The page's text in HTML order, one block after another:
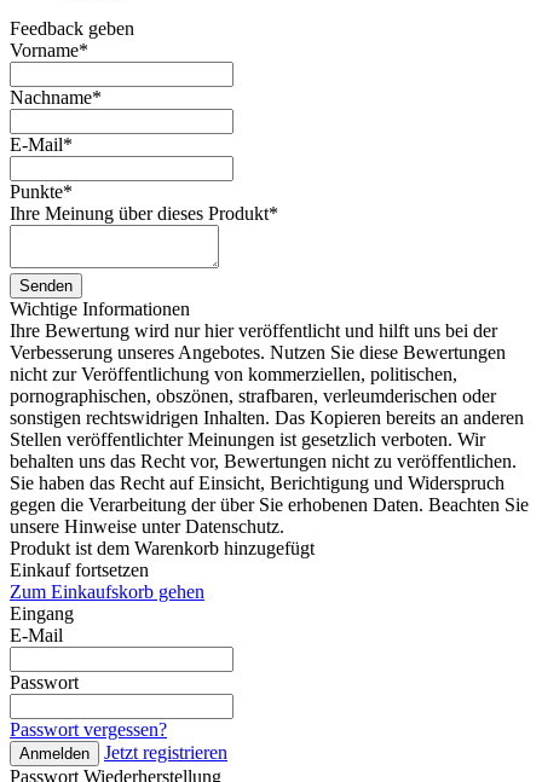
Feedback geben
Vorname*
Nachname*
E-Mail*
Punkte*
Ihre Meinung über dieses Produkt*
Senden
Wichtige Informationen
Ihre Bewertung wird nur hier veröffentlicht und hilft uns bei der
Verbesserung unseres Angebotes. Nutzen Sie diese Bewertungen
nicht zur Veröffentlichung von kommerziellen, politischen,
pornographischen, obszönen, strafbaren, verleumderischen oder
sonstigen rechtswidrigen Inhalten. Das Kopieren bereits an anderen
Stellen veröffentlichter Meinungen ist gesetzlich verboten. Wir
behalten uns das Recht vor, Bewertungen nicht zu veröffentlichen.
Sie haben das Recht auf Einsicht, Berichtigung und Widerspruch
gegen die Verarbeitung der über Sie erhobenen Daten. Beachten Sie
unsere Hinweise unter Datenschutz.
Produkt ist dem Warenkorb hinzugefügt
Einkauf fortsetzen
Zum Einkaufskorb gehen
Eingang
E-Mail
Passwort
Passwort vergessen?
Anmelden
Jetzt registrieren
Passwort Wiederherstellung